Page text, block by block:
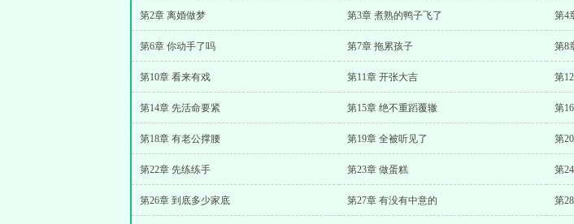
第2章 离婚做梦 第3章 煮熟的鸭子飞了 第4
第6章 你动手了吗 第7章 拖累孩子 第8
第10章 看来有戏 第11章 开张大吉 第
第14章 先活命要紧 第15章 绝不重蹈覆辙 第
第18章 有老公撑腰 第19章 全被听见了 第
第22章 先练练手 第23章 做蛋糕 第
第26章 到底多少家底 第27章 有没有中意的 第